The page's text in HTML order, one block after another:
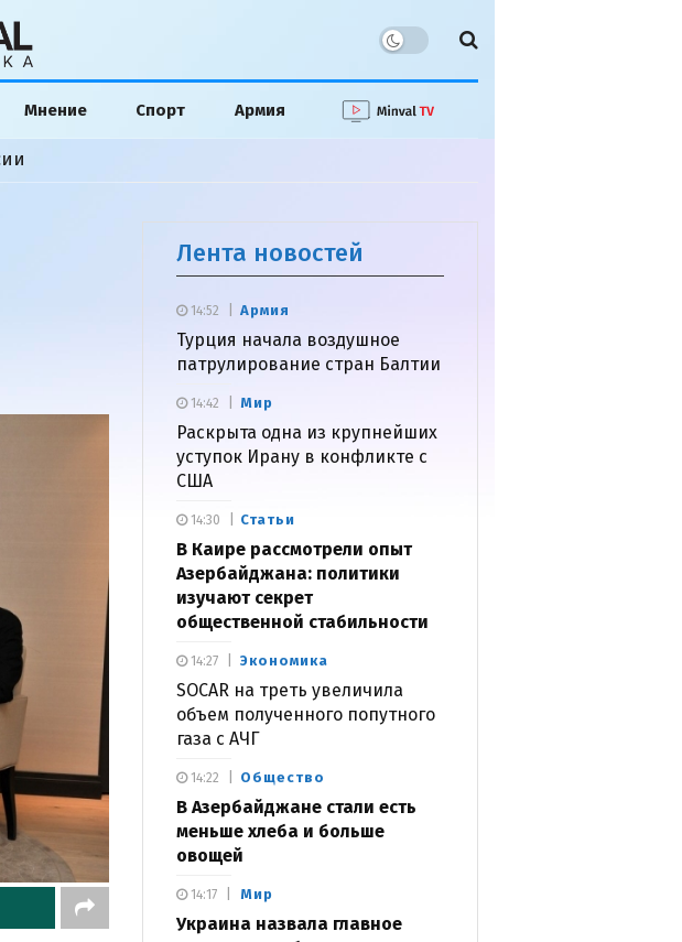
Мнение Спорт Армия
Лента новостей
Армия
Турция начала воздушное
патрулирование стран Балтии
14:52
Мир
Раскрыта одна из крупнейших
уступок Ирану в конфликте с
США
14:42
Статьи
В Каире рассмотрели опыт
Азербайджана: политики
изучают секрет
общественной стабильности
14:30
Экономика
SOCAR на треть увеличила
объем полученного попутного
газа с АЧГ
14:27
Общество
В Азербайджане стали есть
меньше хлеба и больше
овощей
14:22
Мир
Украина назвала главное
14:17